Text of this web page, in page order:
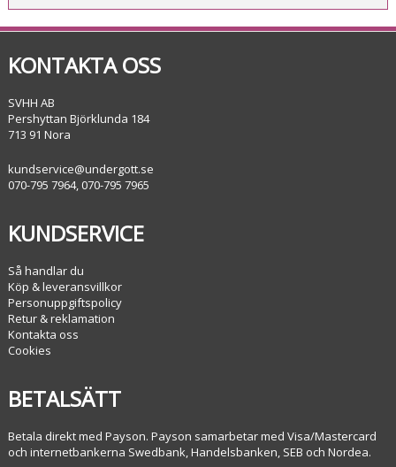
KONTAKTA OSS
SVHH AB
Pershyttan Björklunda 184
713 91 Nora
kundservice@undergott.se
070-795 7964, 070-795 7965
KUNDSERVICE
Så handlar du
Köp & leveransvillkor
Personuppgiftspolicy
Retur & reklamation
Kontakta oss
Cookies
BETALSÄTT
Betala direkt med Payson. Payson samarbetar med Visa/Mastercard
och internetbankerna Swedbank, Handelsbanken, SEB och Nordea.